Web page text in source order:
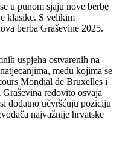
u punom sjaju nove berbe
klasike. S velikim
berba Graševine 2025.
uspjeha ostvarenih na
među kojima se
Mondial de Bruxelles i
redovito osvaja
dodatno učvršćuju poziciju
najvažnije hrvatske